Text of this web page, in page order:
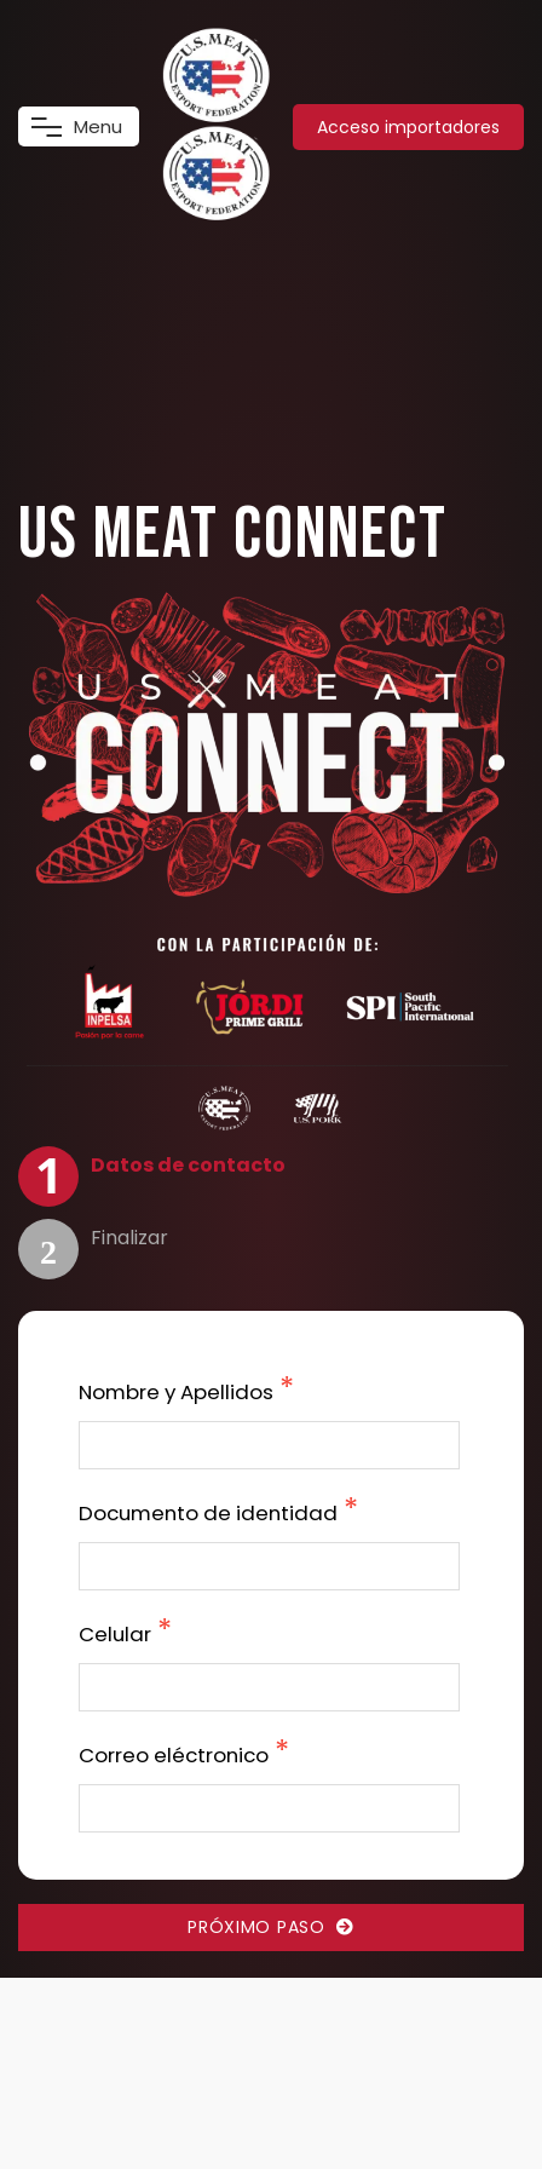
Menu Acceso importadores
US MEAT CONNECT
Datos de contacto
Finalizar
Nombre y Apellidos
Documento de identidad
Celular
Correo eléctronico
PRÓXIMO PASO